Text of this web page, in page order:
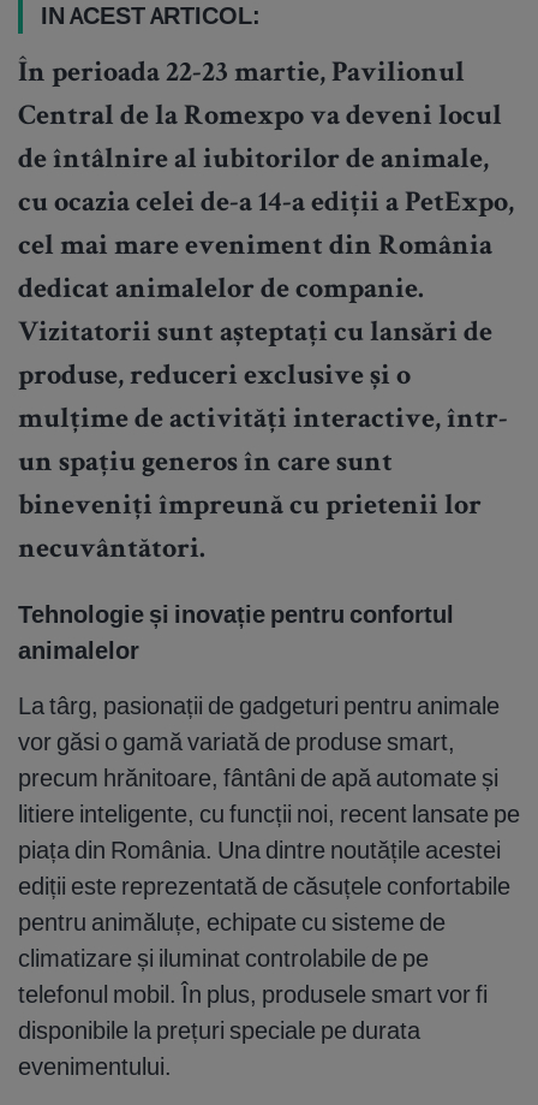
IN ACEST ARTICOL:
În perioada 22-23 martie, Pavilionul
Central de la Romexpo va deveni locul
de întâlnire al iubitorilor de animale,
cu ocazia celei de-a 14-a ediții a PetExpo,
cel mai mare eveniment din România
dedicat animalelor de companie.
Vizitatorii sunt așteptați cu lansări de
produse, reduceri exclusive și o
mulțime de activități interactive, într-
un spațiu generos în care sunt
bineveniți împreună cu prietenii lor
necuvântători.
Tehnologie și inovație pentru confortul
animalelor
La târg, pasionații de gadgeturi pentru animale
vor găsi o gamă variată de produse smart,
precum hrănitoare, fântâni de apă automate și
litiere inteligente, cu funcții noi, recent lansate pe
piața din România. Una dintre noutățile acestei
ediții este reprezentată de căsuțele confortabile
pentru animăluțe, echipate cu sisteme de
climatizare și iluminat controlabile de pe
telefonul mobil. În plus, produsele smart vor fi
disponibile la prețuri speciale pe durata
evenimentului.